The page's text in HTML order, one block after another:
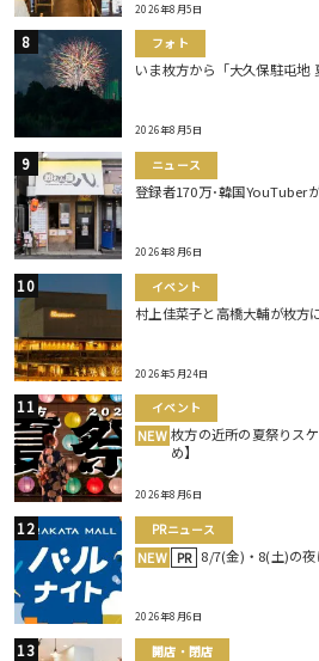
2026年8月5日
フォト
いま枚方から「大久保駐屯地
2026年8月5日
ニュース
登録者170万･韓国YouTuber
2026年8月6日
イベント
村上佳菜子と高橋大輔が枚方
2026年5月24日
イベント
NEW 枚方の近所の夏祭りス
め】
2026年8月6日
PRニュース
NEW PR 8/7(金)・8(土)の夜
2026年8月6日
開店・閉店